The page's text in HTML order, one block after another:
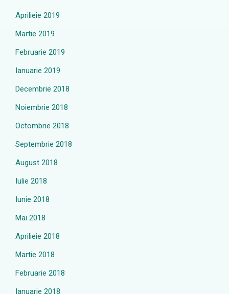
Aprilieie 2019
Martie 2019
Februarie 2019
Ianuarie 2019
Decembrie 2018
Noiembrie 2018
Octombrie 2018
Septembrie 2018
August 2018
Iulie 2018
Iunie 2018
Mai 2018
Aprilieie 2018
Martie 2018
Februarie 2018
Ianuarie 2018